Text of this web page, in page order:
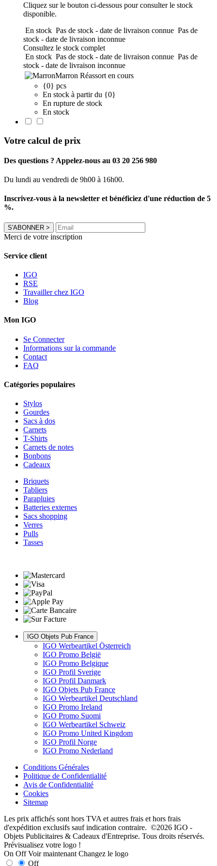
Cliquez sur le bouton ci-dessous pour consulter le stock
disponible.
En stock Pas de stock - date de livraison connue Pas de
stock - date de livraison inconnue
Consultez le stock complet
En stock Pas de stock - date de livraison connue Pas de
stock - date de livraison inconnue
Marron Réassort en cours
{0} pcs
En stock à partir du {0}
En rupture de stock
En stock
Votre calcul de prix
Des questions ? Appelez-nous au 03 20 256 980
Du lundi au vendredi de 9h00 à 16h00.
Inscrivez-vous à la newsletter et bénéficiez d'une réduction de 5
%.
S'ABONNER >
Merci de votre inscription
Service client
IGO
RSE
Travailler chez IGO
Blog
Mon IGO
Se Connecter
Informations sur la commande
Contact
FAQ
Catégories populaires
Stylos
Gourdes
Sacs à dos
Carnets
T-Shirts
Carnets de notes
Bonbons
Cadeaux
Briquets
Tabliers
Parapluies
Batteries externes
Sacs shopping
Verres
Pulls
Tasses
IGO Objets Pub France
IGO Werbeartikel Österreich
IGO Promo België
IGO Promo Belgique
IGO Profil Sverige
IGO Profil Danmark
IGO Objets Pub France
IGO Werbeartikel Deutschland
IGO Promo Ireland
IGO Promo Suomi
IGO Werbeartikel Schweiz
IGO Promo United Kingdom
IGO Profil Norge
IGO Promo Nederland
Conditions Générales
Politique de Confidentialité
Avis de Confidentialité
Cookies
Sitemap
Les prix affichés sont hors TVA et autres frais et hors frais
d'expédition exclusifs sauf indication contraire. ©2026 IGO -
Objets Publicitaires & Cadeaux d'Entreprise. Tous droits réservés.
Prévisualisez votre logo !
On Off Voir maintenant Changez le logo
Off